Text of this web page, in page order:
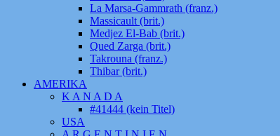
La Marsa-Gammrath (franz.)
Massicault (brit.)
Medjez El-Bab (brit.)
Qued Zarga (brit.)
Takrouna (franz.)
Thibar (brit.)
AMERIKA
K A N A D A
#41444 (kein Titel)
USA